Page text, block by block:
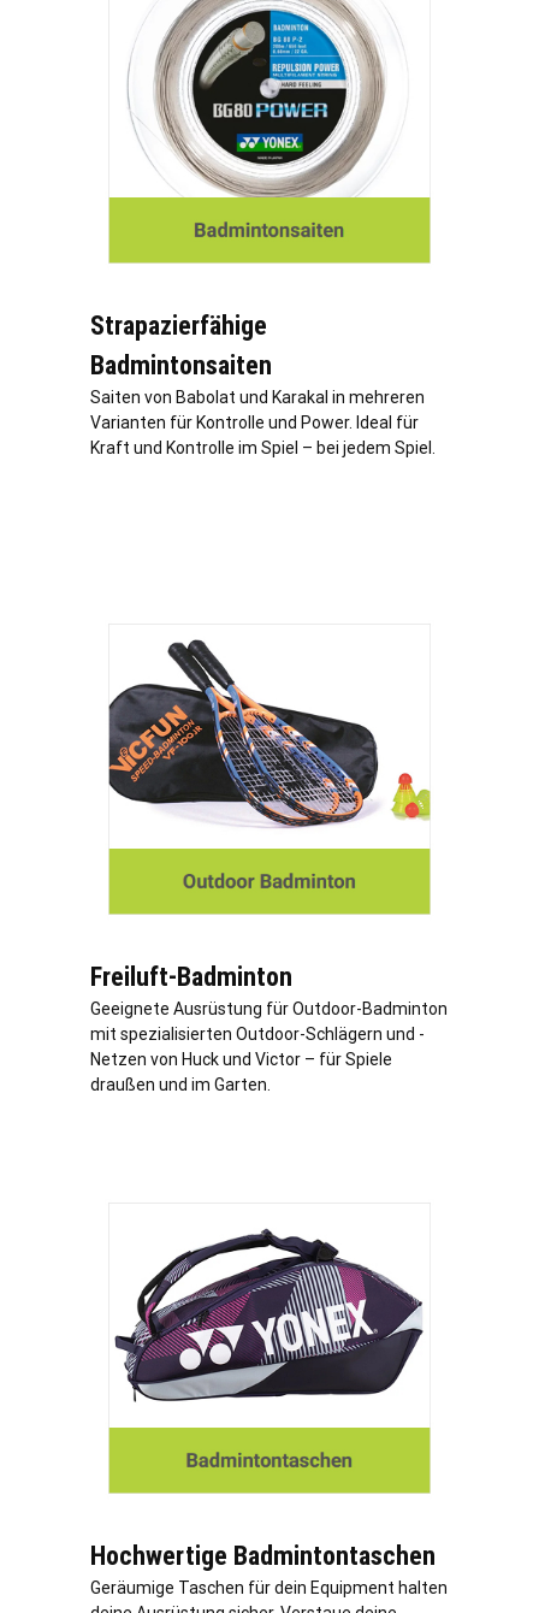
Strapazierfähige
Badmintonsaiten
Saiten von Babolat und Karakal in mehreren
Varianten für Kontrolle und Power. Ideal für
Kraft und Kontrolle im Spiel – bei jedem Spiel.
Freiluft-Badminton
Geeignete Ausrüstung für Outdoor-Badminton
mit spezialisierten Outdoor-Schlägern und -
Netzen von Huck und Victor – für Spiele
draußen und im Garten.
Hochwertige Badmintontaschen
Geräumige Taschen für dein Equipment halten